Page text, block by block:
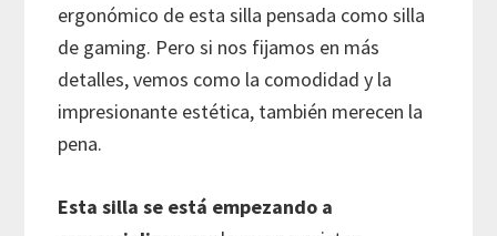
ergonómico de esta silla pensada como silla
de gaming. Pero si nos fijamos en más
detalles, vemos como la comodidad y la
impresionante estética, también merecen la
pena.
Esta silla se está empezando a